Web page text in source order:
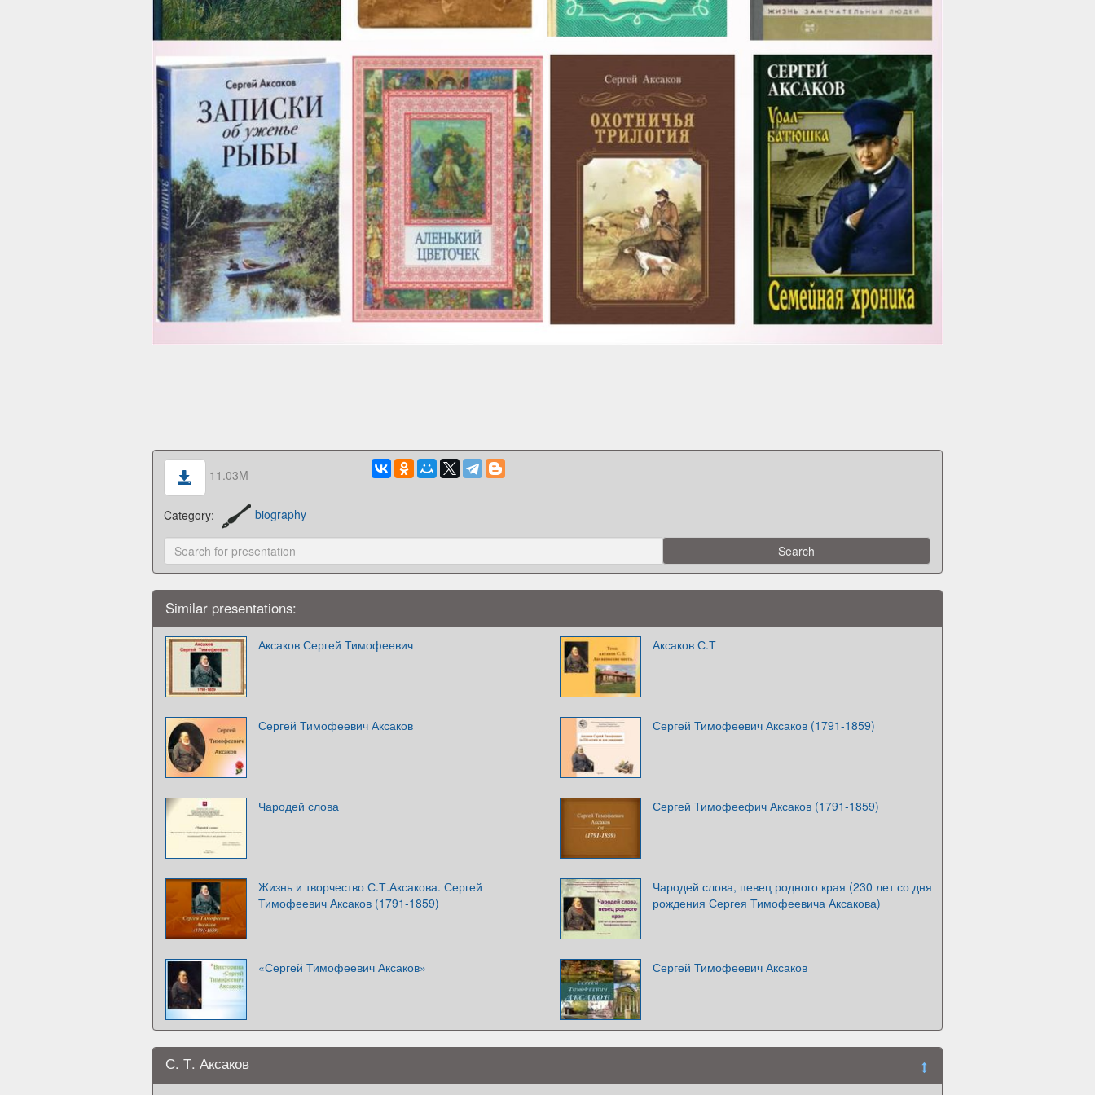
11.03M
Category: biography
Similar presentations:
Аксаков Сергей Тимофеевич Аксаков С.Т
Сергей Тимофеевич Аксаков Сергей Тимофеевич Аксаков (1791-1859)
Чародей слова Сергей Тимофеефич Аксаков (1791-1859)
Жизнь и творчество С.Т.Аксакова. Сергей
Тимофеевич Аксаков (1791-1859)
Чародей слова, певец родного края (230 лет со дня
рождения Сергея Тимофеевича Аксакова)
«Сергей Тимофеевич Аксаков» Сергей Тимофеевич Аксаков
С. Т. Аксаков